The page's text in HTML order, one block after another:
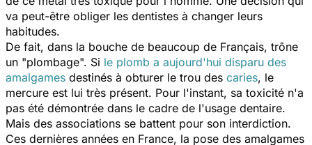
va peut-être obliger les dentistes à changer leurs
habitudes.
De fait, dans la bouche de beaucoup de Français, trône
un "plombage". Si le plomb a aujourd'hui disparu des
amalgames destinés à obturer le trou des caries, le
mercure est lui très présent. Pour l'instant, sa toxicité n'a
pas été démontrée dans le cadre de l'usage dentaire.
Mais des associations se battent pour son interdiction.
Ces dernières années en France, la pose des amalgames